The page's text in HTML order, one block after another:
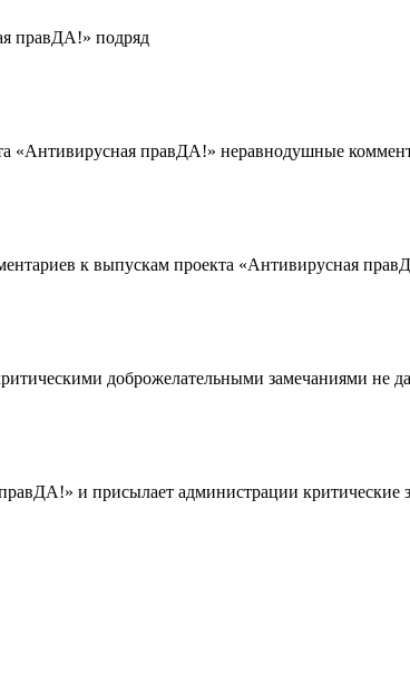
правДА!» подряд
«Антивирусная правДА!» неравнодушные
к выпускам проекта «Антивирусная
доброжелательными замечаниями не
и присылает администрации критические